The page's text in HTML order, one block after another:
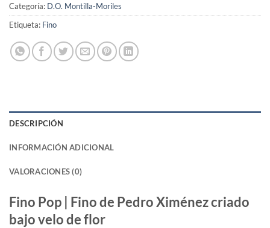
Categoría: D.O. Montilla-Moriles
Etiqueta: Fino
DESCRIPCIÓN
INFORMACIÓN ADICIONAL
VALORACIONES (0)
Fino Pop | Fino de Pedro Ximénez criado
bajo velo de flor